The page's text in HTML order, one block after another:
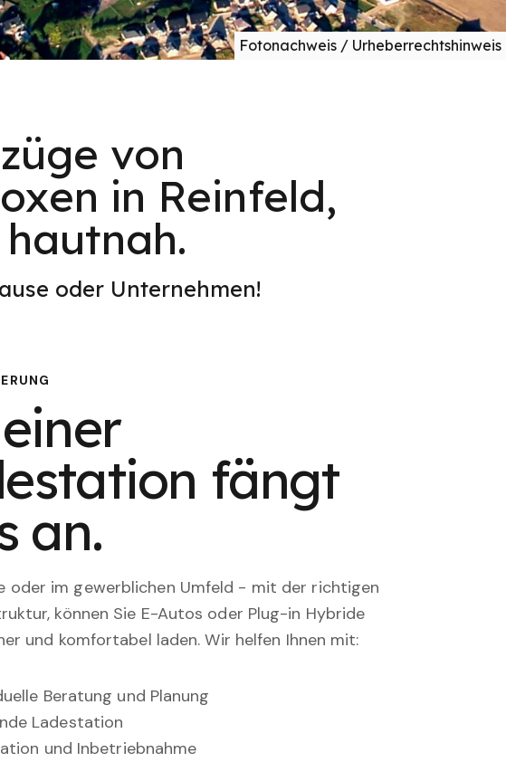
Fotonachweis / Urheberrechtshinweis
von
in Reinfeld,
oder Unternehmen!
fängt
an.
oder im gewerblichen Umfeld - mit der richtigen
können Sie E-Autos oder Plug-in Hybride
und komfortabel laden. Wir helfen Ihnen mit:
Beratung und Planung
Ladestation
und Inbetriebnahme